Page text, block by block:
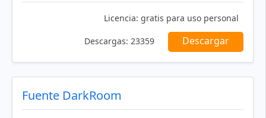
Licencia: gratis para uso personal
Descargas: 23359 Descargar
Fuente DarkRoom